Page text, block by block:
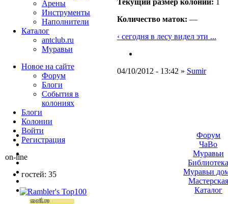
Текущий размер кoлонии: 1
Количество маток: —
‹ сегодня в лесу видел эти ...
04/10/2012 - 13:42 » Sumir
Арены
Инструменты
Наполнители
Каталог
antclub.ru
Муравьи
Новое на сайте
Форум
Блоги
События в
колониях
Блоги
Колонии
Войти
Peгиcтpaция
on-line
гостей: 35
Форум
ЧаВо
Муравьи
Муравьи
Мастерская
Каталог